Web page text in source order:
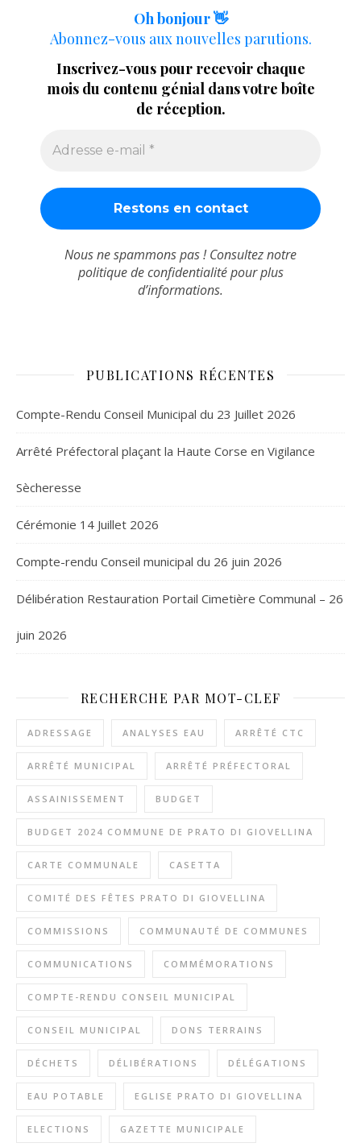
Oh bonjour 👋
Abonnez-vous aux nouvelles parutions.
Inscrivez-vous pour recevoir chaque
mois du contenu génial dans votre boîte
de réception.
Nous ne spammons pas ! Consultez notre
politique de confidentialitépour plus
d’informations.
PUBLICATIONS RÉCENTES
Compte-Rendu Conseil Municipal du 23 Juillet 2026
Arrêté Préfectoral plaçant la Haute Corse en Vigilance
Sècheresse
Cérémonie 14 Juillet 2026
Compte-rendu Conseil municipal du 26 juin 2026
Délibération Restauration Portail Cimetière Communal – 26
juin 2026
RECHERCHE PAR MOT-CLEF
ADRESSAGE ANALYSES EAU ARRÊTÉ CTC
ARRÊTÉ MUNICIPAL ARRÊTÉ PRÉFECTORAL
ASSAINISSEMENT BUDGET
BUDGET 2024 COMMUNE DE PRATO DI GIOVELLINA
CARTE COMMUNALE CASETTA
COMITÉ DES FÊTES PRATO DI GIOVELLINA
COMMISSIONS COMMUNAUTÉ DE COMMUNES
COMMUNICATIONS COMMÉMORATIONS
COMPTE-RENDU CONSEIL MUNICIPAL
CONSEIL MUNICIPAL DONS TERRAINS
DÉCHETS DÉLIBÉRATIONS DÉLÉGATIONS
EAU POTABLE EGLISE PRATO DI GIOVELLINA
ELECTIONS GAZETTE MUNICIPALE